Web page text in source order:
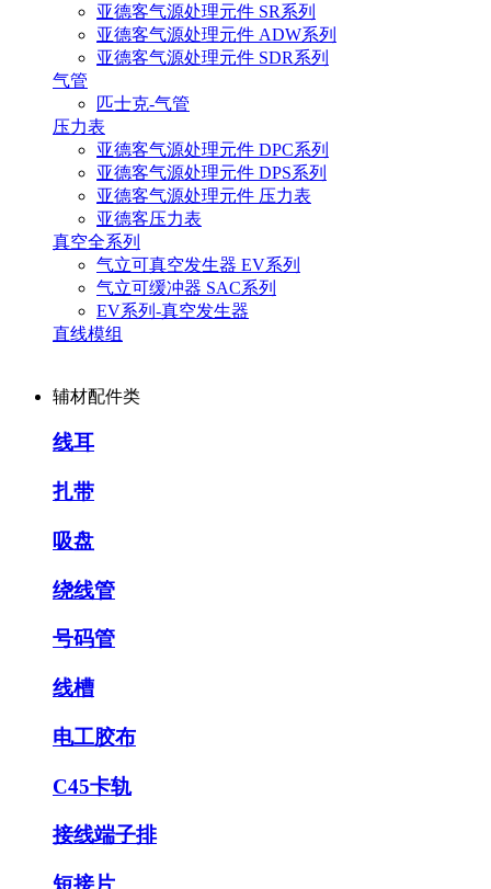
亚德客气源处理元件 SR系列
亚德客气源处理元件 ADW系列
亚德客气源处理元件 SDR系列
气管
匹士克-气管
压力表
亚德客气源处理元件 DPC系列
亚德客气源处理元件 DPS系列
亚德客气源处理元件 压力表
亚德客压力表
真空全系列
气立可真空发生器 EV系列
气立可缓冲器 SAC系列
EV系列-真空发生器
直线模组
辅材配件类
线耳
扎带
吸盘
绕线管
号码管
线槽
电工胶布
C45卡轨
接线端子排
短接片